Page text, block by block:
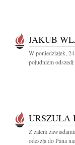
JAKUB
W poniedziałek,
południem
URSZULA
Z żalem
odeszła do Pana